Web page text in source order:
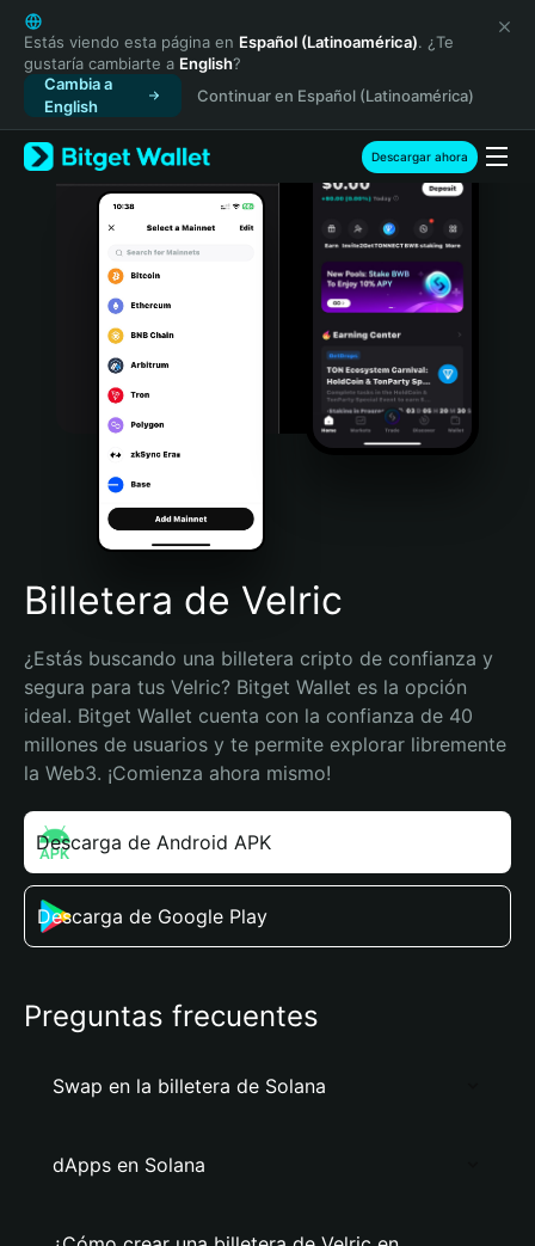
English
日本語
Tiếng Việt
Русский
Español (Latinoamérica)
Türkçe
Italiano
Português (Portugal)
Bahasa Indonesia
Português (Brasil)
Español (Argentina)
Estás viendo esta página en Español (Latinoamérica). ¿Te
gustaría cambiarte a English?
Cambia a
English
Continuar en Español (Latinoamérica)
Descargar ahora
Billetera de Velric
¿Estás buscando una billetera cripto de confianza y
segura para tus Velric? Bitget Wallet es la opción
ideal. Bitget Wallet cuenta con la confianza de 40
millones de usuarios y te permite explorar libremente
la Web3. ¡Comienza ahora mismo!
Descarga de Android APK
Descarga de Google Play
Preguntas frecuentes
Swap en la billetera de Solana
dApps en Solana